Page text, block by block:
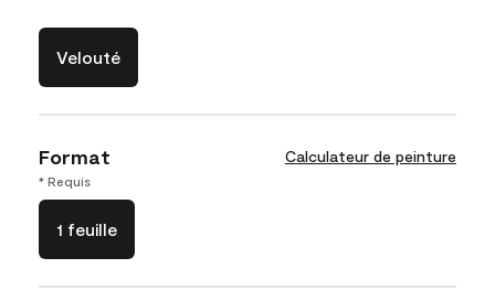
Velouté
Format Calculateur de peinture
* Requis
1 feuille